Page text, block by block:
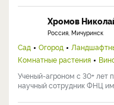
Хромов
Россия, Мичуринск
Сад Огород
Комнатные растения
Ученый-агроном с 30+ лет
научный сотрудник ФНЦ им.